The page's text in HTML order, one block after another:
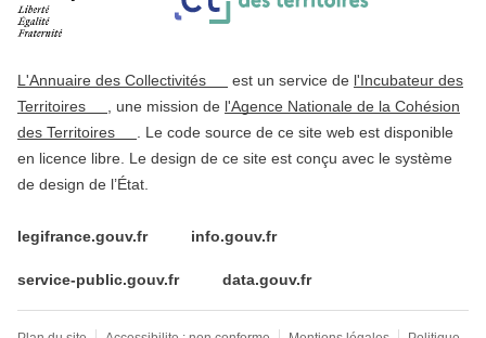
L'Annuaire des Collectivités est un service de l'Incubateur des
Territoires
, une mission de l'Agence Nationale de la Cohésion
des Territoires
. Le code source de ce site web est disponible
en licence libre. Le design de ce site est conçu avec le système
de design de l’État.
legifrance.gouv.fr info.gouv.fr
service-public.gouv.fr data.gouv.fr